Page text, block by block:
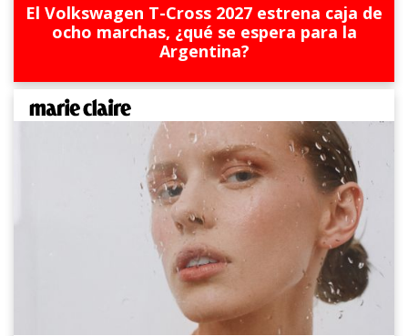
El Volkswagen T-Cross 2027 estrena caja de
ocho marchas, ¿qué se espera para la
Argentina?